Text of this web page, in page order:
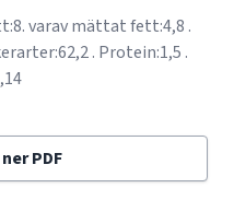
varav mättat fett:4,8 .
. Protein:1,5 .
PDF